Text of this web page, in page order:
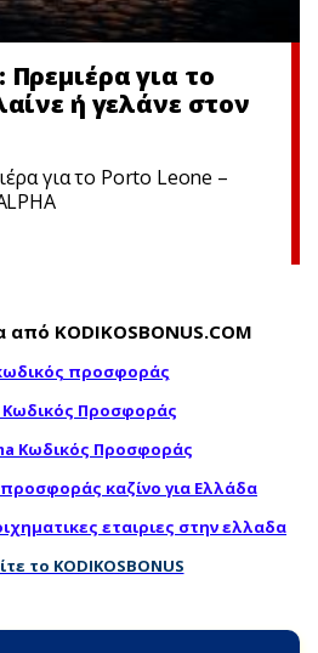
για το
ή γελάνε στον
για το Porto Leone –
KODIKOSBONUS.COM
προσφοράς
Προσφοράς
Κωδικός Προσφοράς
καζίνο για Ελλάδα
εταιριες στην ελλαδα
το KODIKOSBONUS